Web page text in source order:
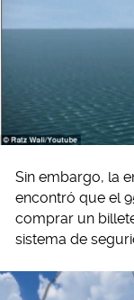
Sin embargo, la
encontró que el
comprar un
sistema de